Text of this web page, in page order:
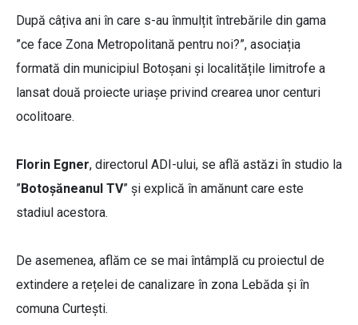
După câțiva ani în care s-au înmulțit întrebările din gama
”ce face Zona Metropolitană pentru noi?”, asociația
formată din municipiul Botoșani și localitățile limitrofe a
lansat două proiecte uriașe privind crearea unor centuri
ocolitoare.
Florin Egner, directorul ADI-ului, se află astăzi în studio la
”Botoșăneanul TV” și explică în amănunt care este
stadiul acestora.
De asemenea, aflăm ce se mai întâmplă cu proiectul de
extindere a rețelei de canalizare în zona Lebăda și în
comuna Curtești.